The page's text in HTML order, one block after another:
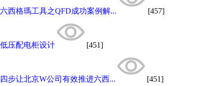
六西格瑪工具之QFD成功案例解... [457]
低压配电柜设计 [451]
四步让北京W公司有效推进六西... [451]